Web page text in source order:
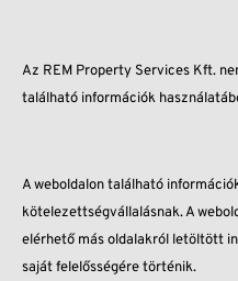
Az REM Property Services Kft.
található információk
A weboldalon található
kötelezettségvállalásnak. A
elérhető más oldalakról letöltött
saját felelősségére történik.